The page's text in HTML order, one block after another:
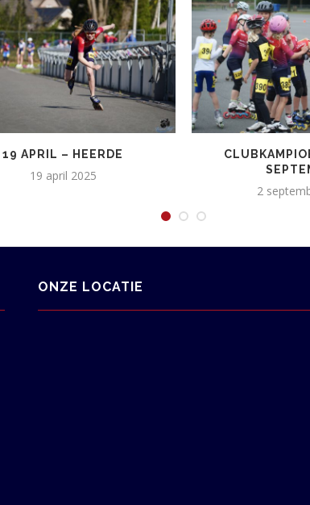
19 APRIL – HEERDE
19 april 2025
2
ONZE LOCATIE